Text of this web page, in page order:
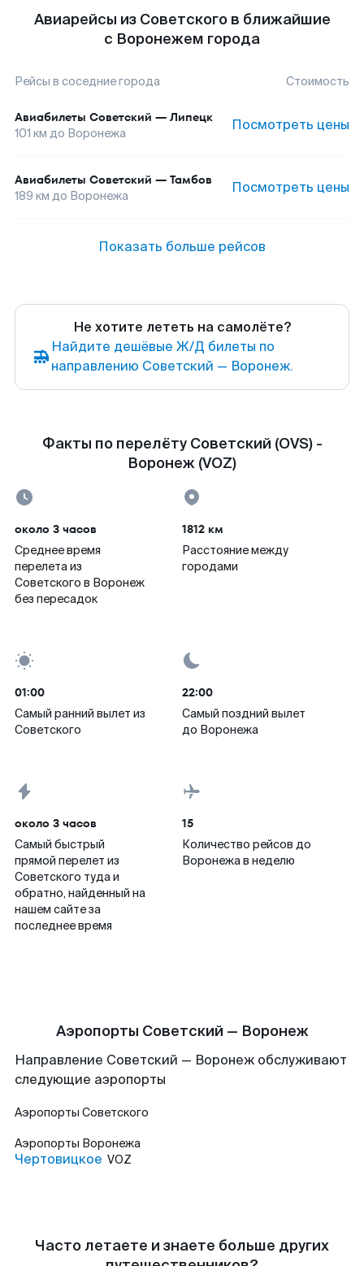
Авиарейсы из Советского в ближайшие
с Воронежем города
Рейсы в соседние города Стоимость
Авиабилеты Советский — Липецк
101 км до Воронежа Посмотреть цены
Авиабилеты Советский — Тамбов
189 км до Воронежа Посмотреть цены
Показать больше рейсов
Не хотите лететь на самолёте?
Найдите дешёвые Ж/Д билеты по
направлению Советский — Воронеж.
Факты по перелёту Советский (OVS) -
Воронеж (VOZ)
около 3 часов
Среднее время
перелета из
Советского в Воронеж
без пересадок
1812 км
Расстояние между
городами
01:00
Самый ранний вылет из
Советского
22:00
Самый поздний вылет
до Воронежа
около 3 часов
Самый быстрый
прямой перелет из
Советского туда и
обратно, найденный на
нашем сайте за
последнее время
15
Количество рейсов до
Воронежа в неделю
Аэропорты Советский — Воронеж
Направление Советский — Воронеж обслуживают
следующие аэропорты
Аэропорты Советского
Аэропорты Воронежа
Чертовицкое VOZ
Часто летаете и знаете больше других